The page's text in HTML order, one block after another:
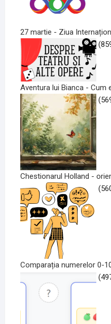
27 martie - Ziua
Aventura lui Bianca - Cum
Chestionarul Holland -
Comparația numerelor 0-